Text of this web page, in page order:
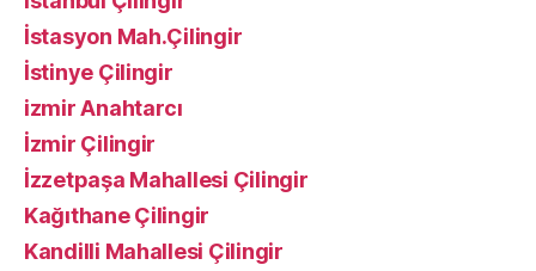
İstasyon Mah.Çilingir
İstinye Çilingir
izmir Anahtarcı
İzmir Çilingir
İzzetpaşa Mahallesi Çilingir
Kağıthane Çilingir
Kandilli Mahallesi Çilingir